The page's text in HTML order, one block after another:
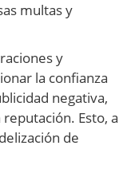
multas y
y
la confianza
negativa,
Esto, a
de